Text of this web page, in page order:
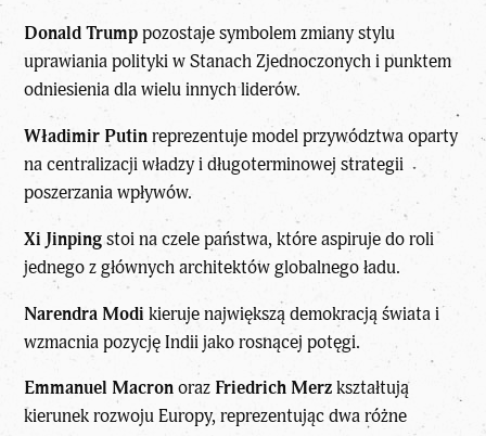
Donald Trumppozostaje symbolem zmiany stylu
uprawiania politykiw Stanach Zjednoczonych i punktem
odniesienia dla wielu innych liderów.
Władimir Putinreprezentuje model przywództwa oparty
na centralizacji władzy i długoterminowej strategii
poszerzania wpływów.
Xi Jinpingstoi na czele państwa, które aspiruje do roli
jednego z głównych architektów globalnego ładu.
Narendra Modi kieruje największą demokracją światai
wzmacnia pozycję Indii jako rosnącej potęgi.
Emmanuel Macronoraz Friedrich Merzkształtują
kierunek rozwoju Europy, reprezentując dwa różne